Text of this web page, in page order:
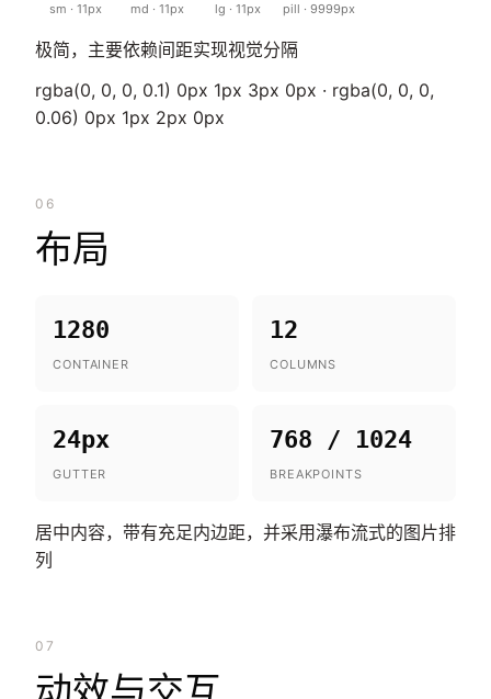
sm · 11px md · 11px lg · 11px pill · 9999px
极简，主要依赖间距实现视觉分隔
rgba(0, 0, 0, 0.1) 0px 1px 3px 0px · rgba(0, 0, 0,
0.06) 0px 1px 2px 0px
06
布局
1280
CONTAINER
12
COLUMNS
24px
GUTTER
768 / 1024
BREAKPOINTS
居中内容，带有充足内边距，并采用瀑布流式的图片排
列
07